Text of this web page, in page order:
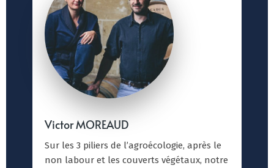
Victor MOREAUD
Sur les 3 piliers de l’agroécologie, après le
non labour et les couverts végétaux, notre